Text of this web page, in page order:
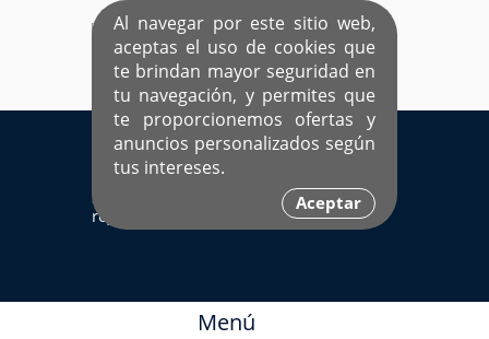
Al navegar por este sitio web,
aceptas el uso de cookies que
te brindan mayor seguridad en
tu navegación, y permites que
te proporcionemos ofertas y
anuncios personalizados según
tus intereses.
Aceptar
EL ÚNICO SITIO DEDICADO A SOLTEROS
HISPANOS COMO TÚ
Ingresa aquí
Sí ya estás
registrado
Menú